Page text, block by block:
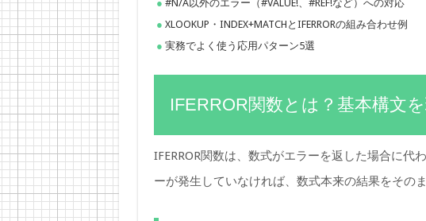
#N/A以外のエラー（#VALUE!、#REF!など）への対応
XLOOKUP・INDEX+MATCHとIFERRORの組み合わせ例
実務でよく使う応用パターン5選
IFERROR関数とは？基本構文
IFERROR関数は、数式がエラーを返した場合に代
ーが発生していなければ、数式本来の結果をその